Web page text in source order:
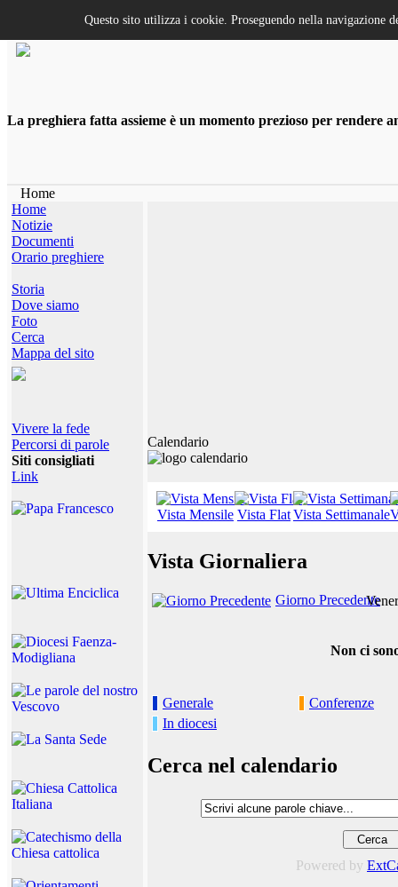
La preghiera fatta assieme è un momento prezioso per rendere
Home
Home
Notizie
Documenti
Orario preghiere
Storia
Dove siamo
Foto
Cerca
Mappa del sito
Vivere la fede
Percorsi di parole
Siti consigliati
Link
Calendario
Vista Mensile Vista FlatVista Settimanale
Vista Giornaliera
Giorno Precedente
Non ci
Generale
Conferenze
In diocesi
Cerca nel calendario
Powered by
Questo sito utilizza i cookie. Proseguendo nella navigazione